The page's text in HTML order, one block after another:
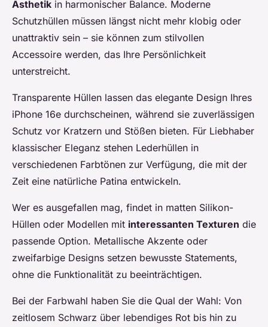
Ästhetik in harmonischer Balance. Moderne
Schutzhüllen müssen längst nicht mehr klobig oder
unattraktiv sein – sie können zum stilvollen
Accessoire werden, das Ihre Persönlichkeit
unterstreicht.
Transparente Hüllen lassen das elegante Design Ihres
iPhone 16e durchscheinen, während sie zuverlässigen
Schutz vor Kratzern und Stößen bieten. Für Liebhaber
klassischer Eleganz stehen Lederhüllen in
verschiedenen Farbtönen zur Verfügung, die mit der
Zeit eine natürliche Patina entwickeln.
Wer es ausgefallen mag, findet in matten Silikon-
Hüllen oder Modellen mit interessanten Texturen die
passende Option. Metallische Akzente oder
zweifarbige Designs setzen bewusste Statements,
ohne die Funktionalität zu beeinträchtigen.
Bei der Farbwahl haben Sie die Qual der Wahl: Von
zeitlosem Schwarz über lebendiges Rot bis hin zu